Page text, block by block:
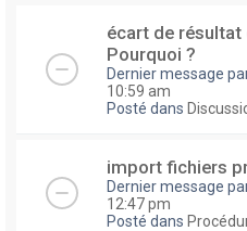
écart de résultat
Pourquoi ?
Dernier message
10:59 am
Posté dans
import fichiers
Dernier message
12:47 pm
Posté dans